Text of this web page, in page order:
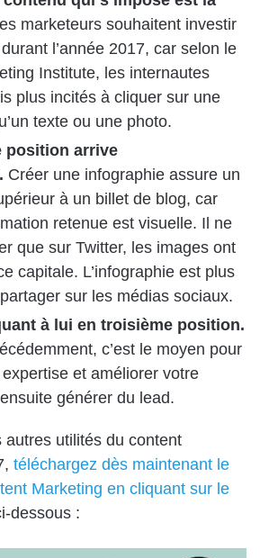
marketeurs souhaitent investir
l’année 2017, car selon le
Institute, les internautes
plus incités à cliquer sur une
texte ou une photo.
position arrive
. Créer une infographie assure un
à un billet de blog, car
retenue est visuelle. Il ne
que sur Twitter, les images ont
capitale. L’infographie est plus
sur les médias sociaux.
à lui en troisième position.
c’est le moyen pour
et améliorer votre
générer du lead.
autres utilités du content
téléchargez dès maintenant le
Marketing en cliquant sur le
dessous :